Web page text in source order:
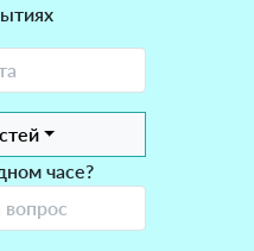
часе?